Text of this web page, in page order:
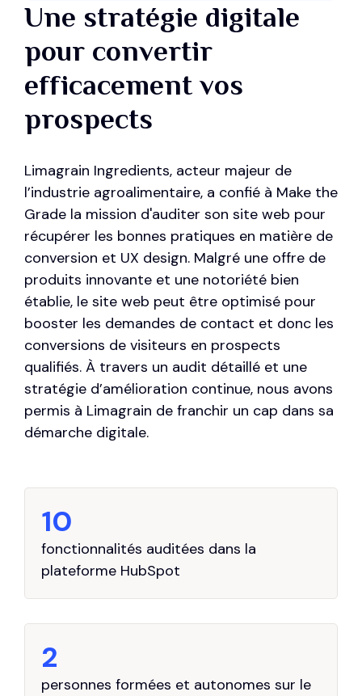
Une stratégie digitale
pour convertir
efficacement vos
prospects
Limagrain Ingredients, acteur majeur de
l’industrie agroalimentaire, a confié à Make the
Grade la mission d'auditer son site web pour
récupérer les bonnes pratiques en matière de
conversion et UX design. Malgré une offre de
produits innovante et une notoriété bien
établie, le site web peut être optimisé pour
booster les demandes de contact et donc les
conversions de visiteurs en prospects
qualifiés. À travers un audit détaillé et une
stratégie d’amélioration continue, nous avons
permis à Limagrain de franchir un cap dans sa
démarche digitale.
10
fonctionnalités auditées dans la
plateforme HubSpot
2
personnes formées et autonomes sur le